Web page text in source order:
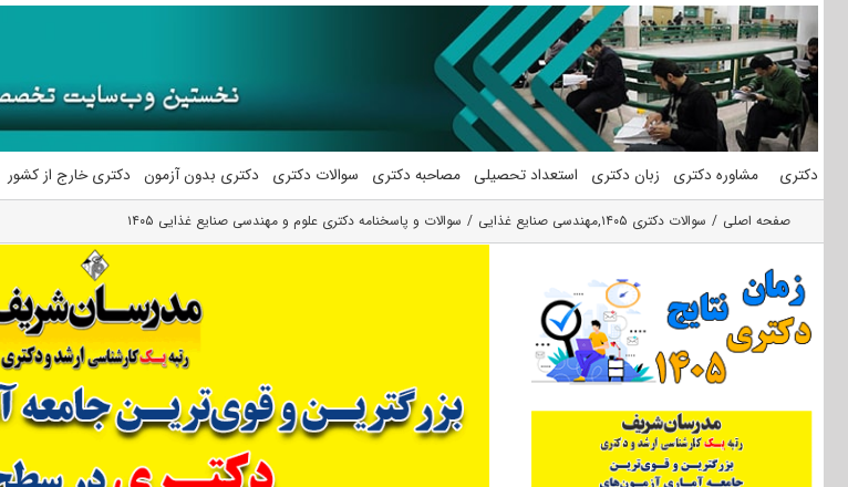
محتوا
دکتری مشاوره دکتری زبان دکتری استعداد تحصیلی مصاحبه دکتری سوالات دکتری دکتری بدون آزمون دکتری خارج از کشور
صفحه اصلی سوالات دکتری ۱۴۰۵ ,مهندسی صنایع غذایی سوالات و پاسخنامه دکتری علوم و مهندسی صنایع غذایی ۱۴۰۵